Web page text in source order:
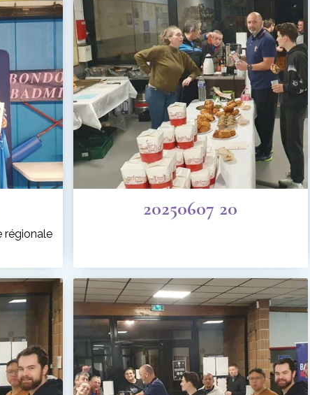
régionale
20250607 20